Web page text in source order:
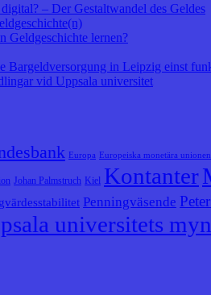
– Der Gestaltwandel des Geldes
Geldgeschichte lernen?
Bargeldversorgung in Leipzig einst
vid Uppsala universitet
Europa Europeiska monetära unionen
Johan Palmstruch Kiel Kontanter
Penningväsende
universitets